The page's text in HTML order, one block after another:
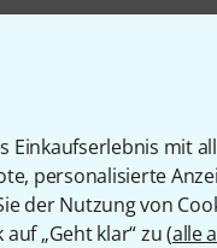
Einkaufserlebnis mit
personalisierte
der Nutzung von
„Geht klar“ zu (alle
Thon Case
162